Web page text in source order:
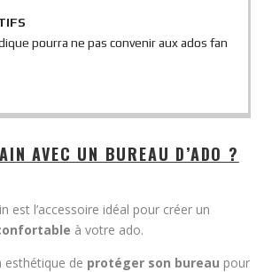
pourra ne pas convenir aux ados fan
AVEC UN BUREAU D’ADO ?
est l’accessoire idéal pour créer un
à votre ado.
esthétique de protéger son bureau pour